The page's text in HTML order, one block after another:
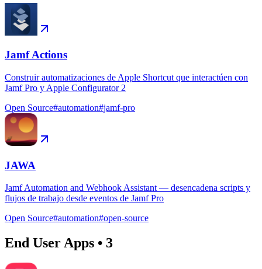
Jamf Actions
Construir automatizaciones de Apple Shortcut que interactúen con
Jamf Pro y Apple Configurator 2
Open Source#automation#jamf-pro
JAWA
Jamf Automation and Webhook Assistant — desencadena scripts y
flujos de trabajo desde eventos de Jamf Pro
Open Source#automation#open-source
End User Apps • 3